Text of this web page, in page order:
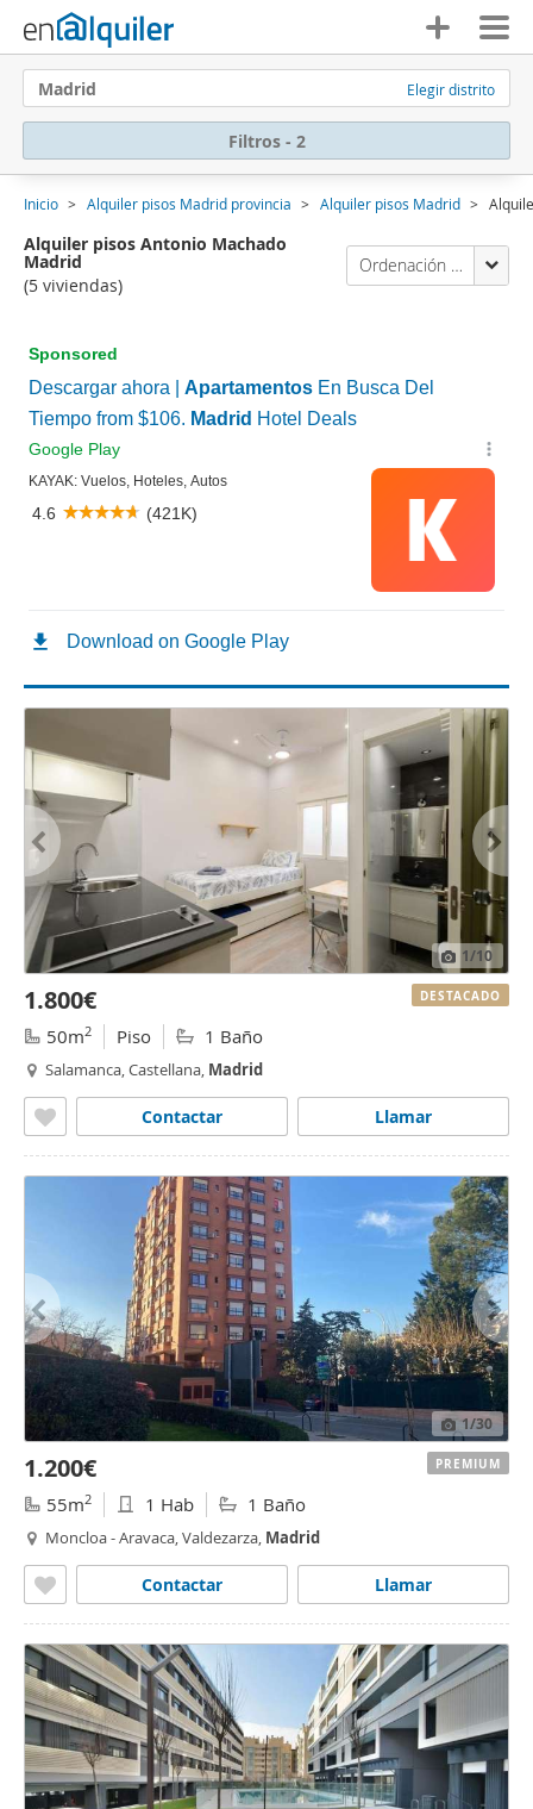
Madrid Elegir distrito
Filtros - 2
Inicio Alquiler pisos Madrid provincia Alquiler pisos Madrid
Alquiler pisos Antonio Machado
Madrid
(5 viviendas)
Ordenación Enalquiler
1/10
1.800€
50m2 Piso 1 Baño
Salamanca, Castellana, Madrid
Llamar
Contactar
DESTACADO
1/30
1.200€
55m2 1 Hab 1 Baño
Moncloa - Aravaca, Valdezarza, Madrid
Llamar
Contactar
PREMIUM